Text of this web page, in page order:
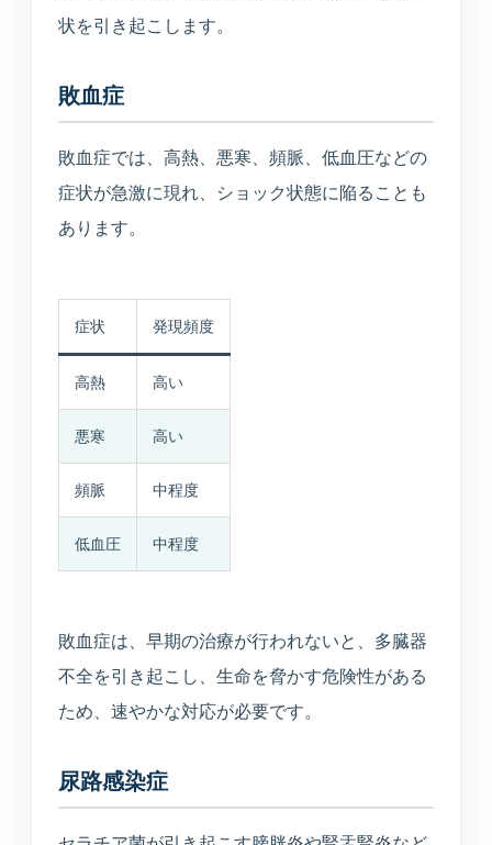
アクセス
お問い合わせ
0234-23-8166
状を引き起こします。
敗血症
敗血症では、高熱、悪寒、頻脈、低血圧などの
症状が急激に現れ、ショック状態に陥ることも
あります。
症状 発現頻度
高熱 高い
悪寒 高い
頻脈 中程度
低血圧 中程度
敗血症は、早期の治療が行われないと、多臓器
不全を引き起こし、生命を脅かす危険性がある
ため、速やかな対応が必要です。
尿路感染症